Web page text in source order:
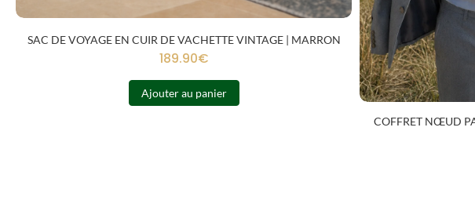
SAC DE VOYAGE EN CUIR DE VACHETTE VINTAGE | MARRON
189.90€
Ajouter au panier
COFFRET NŒUD